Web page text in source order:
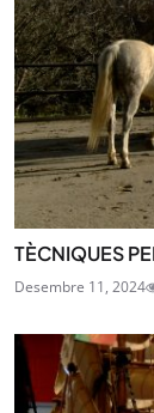
TÈCNIQUES
Desembre 11, 2024